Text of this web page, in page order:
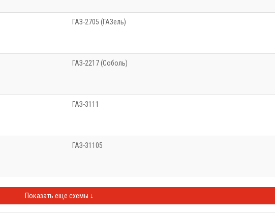
ГАЗ-2705 (ГАЗель)
ГАЗ-2217 (Соболь)
ГАЗ-3111
ГАЗ-31105
Показать еще схемы ↓